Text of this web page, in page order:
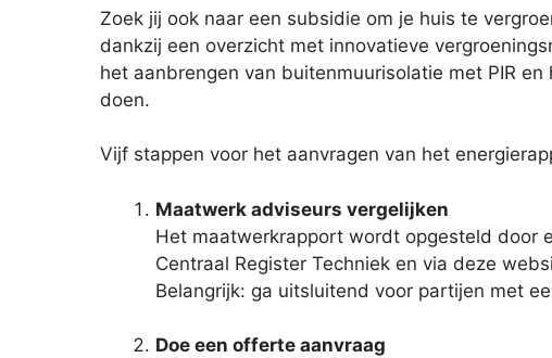
Zoek jij ook naar een subsidie om je huis te
dankzij een overzicht met innovatieve
het aanbrengen van buitenmuurisolatie met PIR
doen.
Vijf stappen voor het aanvragen van het
Maatwerk adviseurs vergelijken
Het maatwerkrapport wordt opgesteld door
Centraal Register Techniek en via deze
Belangrijk: ga uitsluitend voor partijen met
Doe een offerte aanvraag